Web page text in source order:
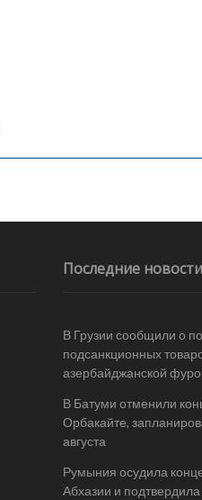
Последние новости
В Грузии сообщили о
подсанкционных
азербайджанской
В Батуми отменили
Орбакайте,
августа
Румыния осудила
Абхазии и